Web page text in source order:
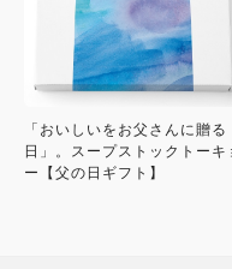
「おいしいをお父さんに贈る
日」。スープストックトーキ
ー【父の日ギフト】